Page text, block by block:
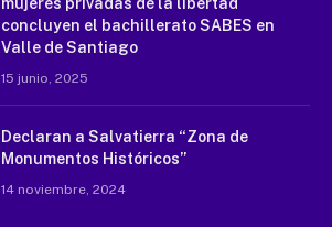
concluyen el bachillerato SABES en
Valle de Santiago
15 junio, 2025
Declaran a Salvatierra “Zona de
Monumentos Históricos”
14 noviembre, 2024